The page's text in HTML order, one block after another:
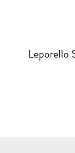
Leporello